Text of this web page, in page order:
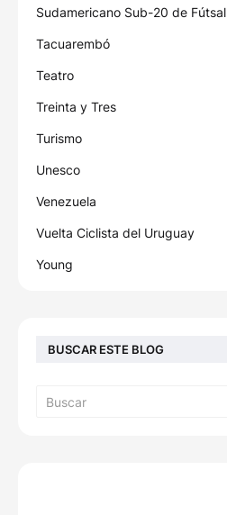
Sudamericano Sub-20 de Fútsal
Tacuarembó
Teatro
Treinta y Tres
Turismo
Unesco
Venezuela
Vuelta Ciclista del Uruguay
Young
BUSCAR ESTE BLOG